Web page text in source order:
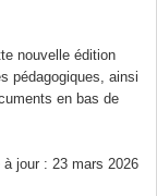
nouvelle édition
pédagogiques, ainsi
en bas de
à jour : 23 mars 2026